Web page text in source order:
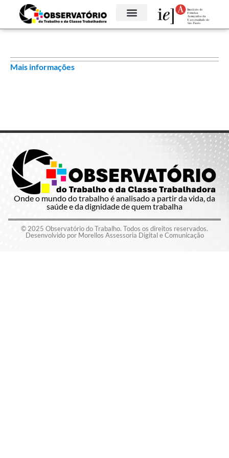
Mais informações
Onde o mundo do trabalho é analisado a partir da vida, da
saúde e da dignidade de quem trabalha
© 2025 Observatório do Trabalho. Todos os direitos reservados.
Desenvolvido por Morellos Assessoria Digital e Comunicação